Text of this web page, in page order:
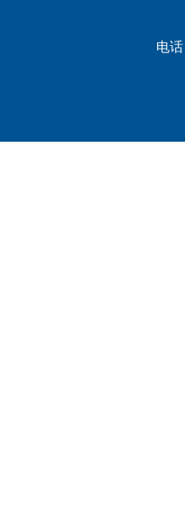
电